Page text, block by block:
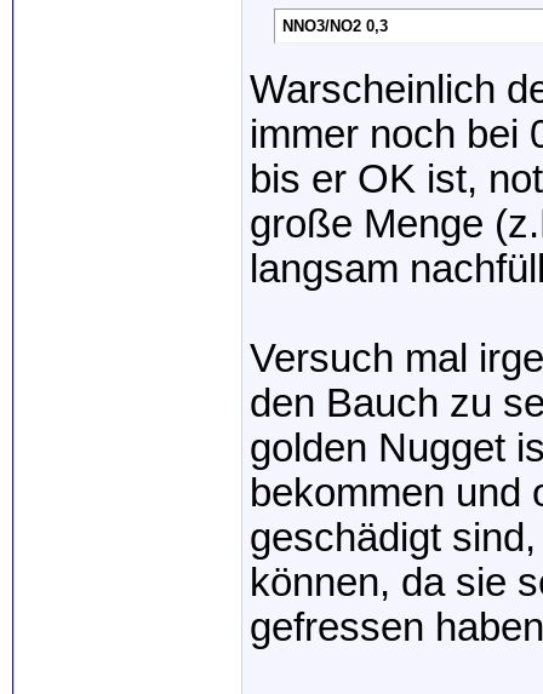
NNO3/NO2 0,3
Warscheinlich
immer noch bei
bis er OK ist,
große Menge
langsam
Versuch mal
den Bauch zu
golden Nugget
bekommen und
geschädigt
können, da sie
gefressen